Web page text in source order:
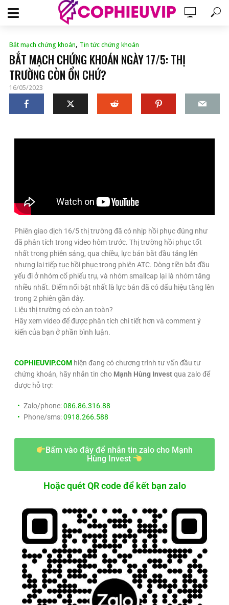
Bắt mạch chứng khoán, Tin tức chứng khoán
BẮT MẠCH CHỨNG KHOÁN NGÀY 17/5: THỊ
TRƯỜNG CÒN ỔN CHỨ?
16/05/2023
Phiên giao dịch 16/5 thị trường đã có nhịp hồi phục đúng như
đã phân tích trong video hôm trước. Thị trường hồi phục tốt
nhất trong phiên sáng, qua chiều, lực bán bắt đầu tăng lên
nhưng lại tiếp tục hồi phục trong phiên ATC. Dòng tiền bắt đầu
yếu đi ở nhóm cổ phiếu trụ, và nhóm smallcap lại là nhóm tăng
nhiều nhất. Điểm nổi bật nhất là lực bán đã có dấu hiệu tăng lên
trong 2 phiên gần đây.
Liệu thị trường có còn an toàn?
Hãy xem video để được phân tích chi tiết hơn và comment ý
kiến của bạn ở phần bình luận.
COPHIEUVIP.COM hiện đang có chương trình tư vấn đầu tư
chứng khoán, hãy nhắn tin cho Mạnh Hùng Investqua zalo để
được hỗ trợ:
Zalo/phone:086.86.316.88
Phone/sms:0918.266.588
Bấm vào đây để nhắn tin zalo cho Mạnh
Hùng Invest
Hoặc quét QR code để kết bạn zalo